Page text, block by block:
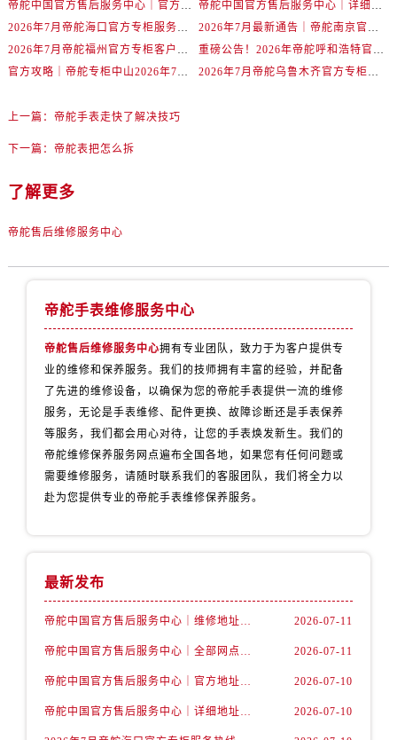
辽宁省丹东市振兴区七经街帝舵售后服务中心（需提前预约）
辽宁省抚顺市新抚区东一路帝舵售后服务中心（需提前预约）
辽宁省阜新市海州区解放大街帝舵售后服务中心（需提前预约）
北京市朝阳区建国门外大街甲6号华熙国际中心D座11层1102室帝舵售后服务中心（需提前预约）
内蒙古自治区乌兰察布市集宁区恩和大街帝舵售后服务中心（需提前预约）
帝舵中国官方售后服务中心｜官方地址与客服热线权威信息声明（2026年7月最新）
帝舵中国官方售后服务中心｜详细地址与24小时客服电话权威信息声明（2026年7月最新）
2026年7月帝舵海口官方专柜服务热线大全+客户咨询通道公开
2026年7月最新通告｜帝舵南京官方专柜服务热线一键获取攻略
2026年7月帝舵福州官方专柜客户服务热线全攻略｜权威信息汇总
重磅公告！2026年帝舵呼和浩特官方专柜客户服务电话全新上线
官方攻略｜帝舵专柜中山2026年7月最新客户服务电话及信息
2026年7月帝舵乌鲁木齐官方专柜服务指南，客户热线速查
上一篇： 帝舵手表走快了解决技巧
下一篇： 帝舵表把怎么拆
了解更多
帝舵售后维修服务中心
帝舵手表维修服务中心
帝舵售后维修服务中心拥有专业团队，致力于为客户提供专
业的维修和保养服务。我们的技师拥有丰富的经验，并配备
了先进的维修设备，以确保为您的帝舵手表提供一流的维修
服务，无论是手表维修、配件更换、故障诊断还是手表保养
等服务，我们都会用心对待，让您的手表焕发新生。我们的
帝舵维修保养服务网点遍布全国各地，如果您有任何问题或
需要维修服务，请随时联系我们的客服团队，我们将全力以
赴为您提供专业的帝舵手表维修保养服务。
最新发布
帝舵中国官方售后服务中心｜维修地址及售后服务热线权威信息声明（2026年7月最新） 2026-07-11
帝舵中国官方售后服务中心｜全部网点地址及电话权威信息通告（2026年7月最新） 2026-07-11
帝舵中国官方售后服务中心｜官方地址与客服热线权威信息声明（2026年7月最新） 2026-07-10
帝舵中国官方售后服务中心｜详细地址与24小时客服电话权威信息声明（2026年7月最新） 2026-07-10